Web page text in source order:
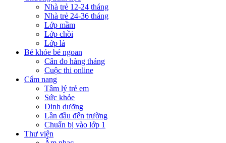
Nhà trẻ 12-24 tháng
Nhà trẻ 24-36 tháng
Lớp mầm
Lớp chồi
Lớp lá
Bé khỏe bé ngoan
Cân đo hàng tháng
Cuộc thi online
Cẩm nang
Tâm lý trẻ em
Sức khỏe
Dinh dưỡng
Lần đầu đến trường
Chuẩn bị vào lớp 1
Thư viện